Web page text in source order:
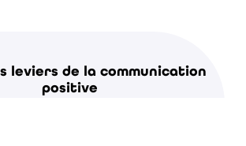
leviers de la communication
positive